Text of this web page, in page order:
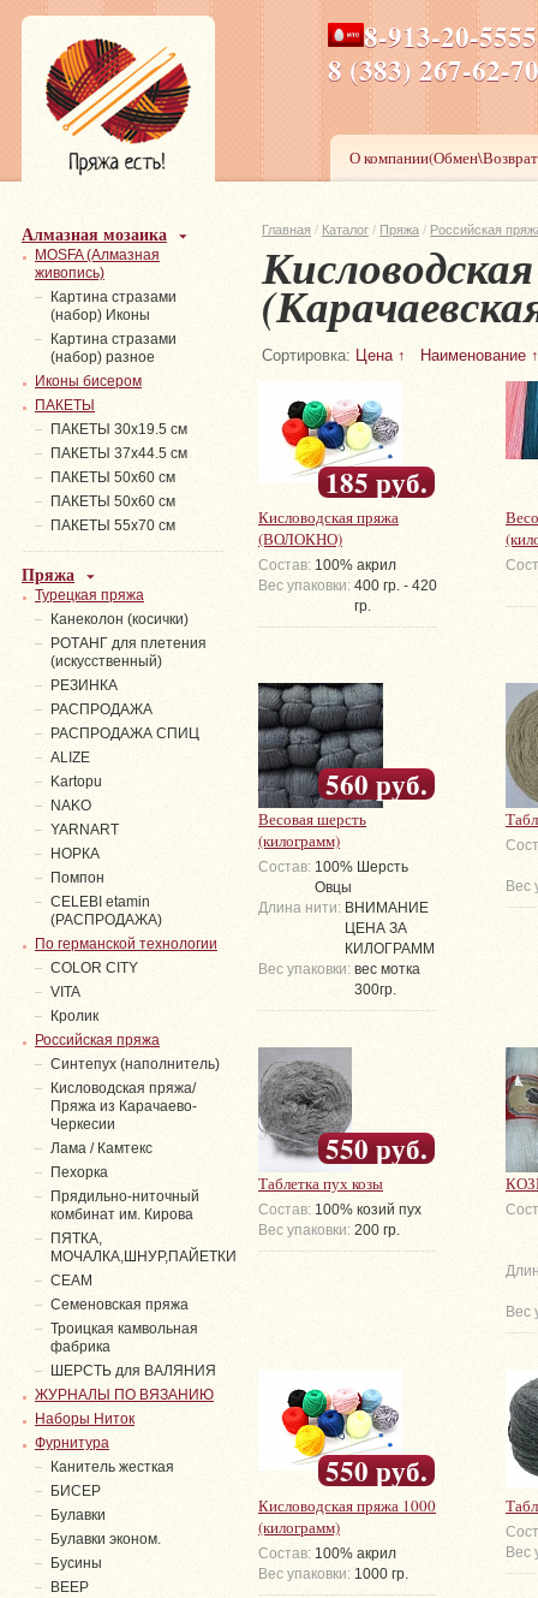
8-913-20-
8 (383) 267-
ПН-ПТ 8-17,СБ-ВС 9-
О
Главная / Каталог / Пряжа / Российская
Сортировка: Цена ↑ Наименование ↑
Кисловодская пряжа
(ВОЛОКНО)
185 руб.
Состав: 100% акрил
Вес упаковки: 400 гр. - 420
гр.
Весовая шерсть
(килограмм)
560 руб.
Состав: 100% Шерсть
Овцы
Длина нити: ВНИМАНИЕ
ЦЕНА ЗА
КИЛОГРАММ
Вес упаковки: вес мотка
300гр.
Вес
Таблетка пух козы
550 руб.
Состав: 100% козий пух
Вес упаковки: 200 гр.
Вес
Кисловодская пряжа 1000
(килограмм)
550 руб.
Состав: 100% акрил
Вес упаковки: 1000 гр.
Вес
Алмазная мозаика
MOSFA (Алмазная
живопись)
Картина стразами
(набор) Иконы
Картина стразами
(набор) разное
Иконы бисером
ПАКЕТЫ
ПАКЕТЫ 30х19.5 см
ПАКЕТЫ 37х44.5 см
ПАКЕТЫ 50х60 см
ПАКЕТЫ 50х60 см
ПАКЕТЫ 55х70 см
Пряжа
Турецкая пряжа
Канеколон (косички)
РОТАНГ для плетения
(искусственный)
PЕЗИНКА
РАСПРОДАЖА
РАСПРОДАЖА СПИЦ
ALIZE
Kartopu
NAKO
YARNART
НОРКА
Помпон
СELEBI etamin
(РАСПРОДАЖА)
По германской технологии
COLOR CITY
VITA
Кролик
Российская пряжа
Синтепух (наполнитель)
Кисловодская пряжа/
Пряжа из Карачаево-
Черкесии
Лама / Камтекс
Пехорка
Прядильно-ниточный
комбинат им. Кирова
ПЯТКА,
МОЧАЛКА,ШНУР,ПАЙЕТКИ
СЕАМ
Семеновская пряжа
Троицкая камвольная
фабрика
ШЕРСТЬ для ВАЛЯНИЯ
ЖУРНАЛЫ ПО ВЯЗАНИЮ
Наборы Ниток
Фурнитура
Канитель жесткая
БИСЕР
Булавки
Булавки эконом.
Бусины
ВЕЕР